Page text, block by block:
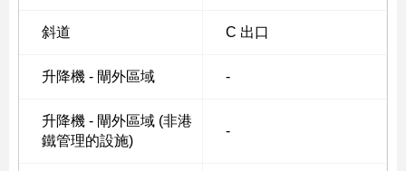
斜道 C 出口
升降機 - 閘外區域 -
升降機 - 閘外區域 (非港
鐵管理的設施)
-